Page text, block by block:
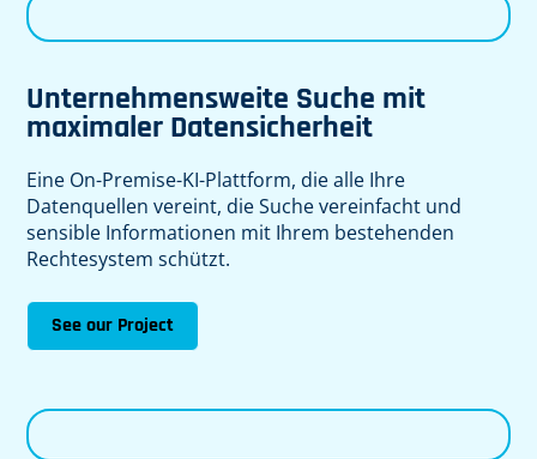
Unternehmensweite Suche mit
maximaler Datensicherheit
Eine On-Premise-KI-Plattform, die alle Ihre
Datenquellen vereint, die Suche vereinfacht und
sensible Informationen mit Ihrem bestehenden
Rechtesystem schützt.
See our Project